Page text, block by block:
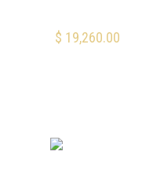
$ 19,260.00
AÑADIR AL CARRITO